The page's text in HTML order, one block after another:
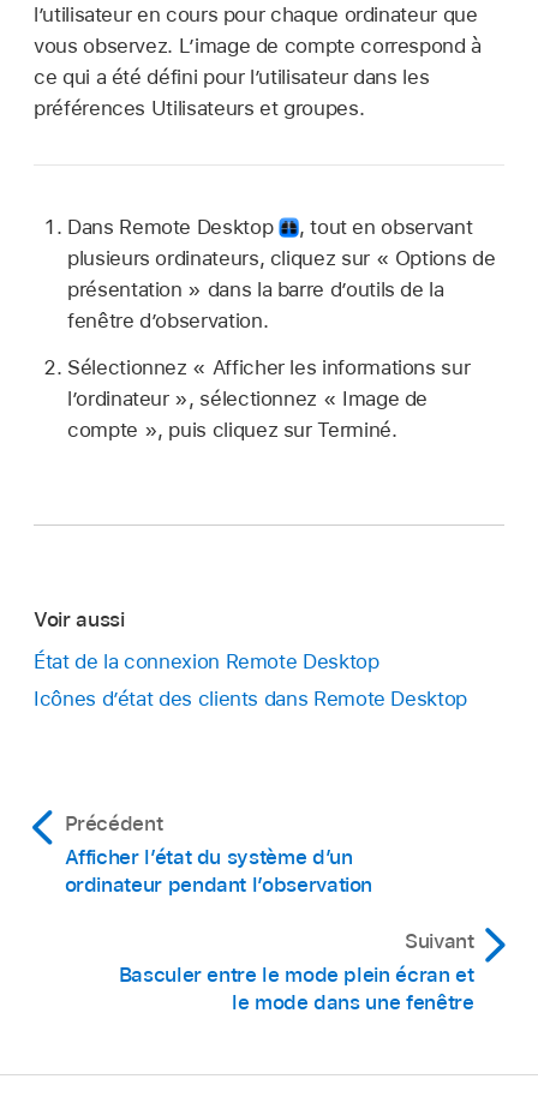
l’utilisateur en cours pour chaque ordinateur que
vous observez. L’image de compte correspond à
ce qui a été défini pour l’utilisateur dans les
préférences Utilisateurs et groupes.
Dans Remote Desktop ,tout en observant
plusieurs ordinateurs, cliquez sur « Options de
présentation » dans la barre d’outils de la
fenêtre d’observation.
Sélectionnez « Afficher les informations sur
l’ordinateur », sélectionnez « Image de
compte », puis cliquez sur Terminé.
Voir aussi
État de la connexion Remote Desktop
Icônes d’état des clients dans Remote Desktop
Précédent
Afficher l’état du système d’un
ordinateur pendant l’observation
Suivant
Basculer entre le mode plein écran et
le mode dans une fenêtre